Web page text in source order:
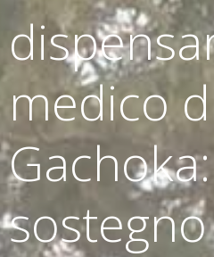
medico
Gachoka: